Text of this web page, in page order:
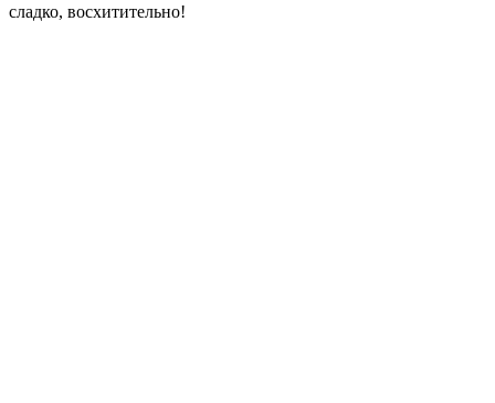
сладко, восхитительно!